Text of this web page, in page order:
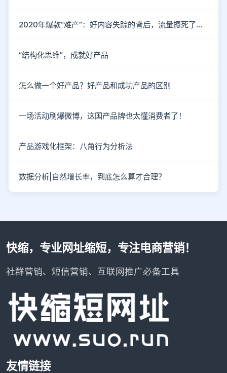
2020年爆款“难产”：好内容失踪的背后，流量摁死了内容
“结构化思维”，成就好产品
怎么做一个好产品？好产品和成功产品的区别
一场活动刷爆微博，这国产品牌也太懂消费者了！
产品游戏化框架：八角行为分析法
数据分析|自然增长率，到底怎么算才合理？
快缩，专业网址缩短，专注电商营销！
社群营销、短信营销、互联网推广必备工具
友情链接